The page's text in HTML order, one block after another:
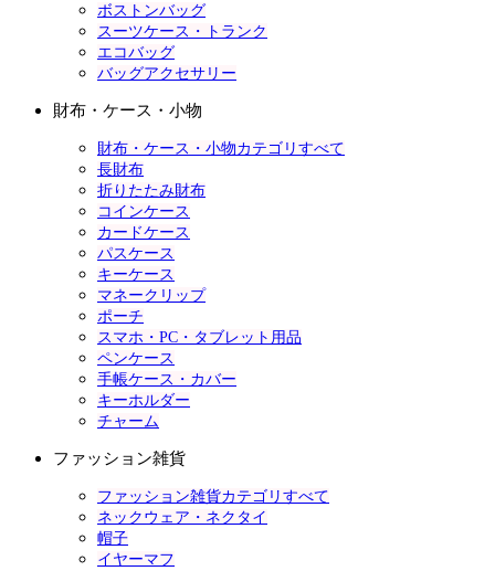
ボストンバッグ
スーツケース・トランク
エコバッグ
バッグアクセサリー
財布・ケース・小物
財布・ケース・小物カテゴリすべて
長財布
折りたたみ財布
コインケース
カードケース
パスケース
キーケース
マネークリップ
ポーチ
スマホ・PC・タブレット用品
ペンケース
手帳ケース・カバー
キーホルダー
チャーム
ファッション雑貨
ファッション雑貨カテゴリすべて
ネックウェア・ネクタイ
帽子
イヤーマフ